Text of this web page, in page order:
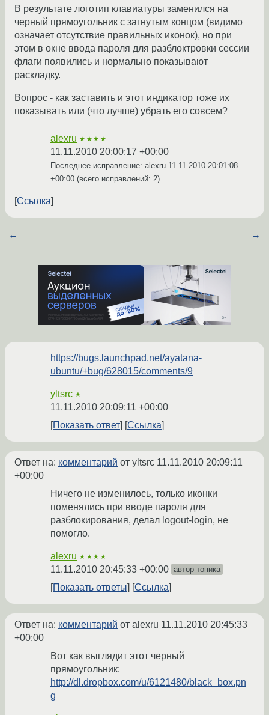
В результате логотип клавиатуры заменился на
черный прямоугольник с загнутым концом (видимо
означает отсутствие правильных иконок), но при
этом в окне ввода пароля для разблоктровки сессии
флаги появились и нормально показывают
раскладку.
Вопрос - как заставить и этот индикатор тоже их
показывать или (что лучше) убрать его совсем?
alexru ★★★★
11.11.2010 20:00:17 +00:00
Последнее исправление: alexru 11.11.2010 20:01:08
+00:00 (всего исправлений: 2)
Ссылка
← →
https://bugs.launchpad.net/ayatana-
ubuntu/+bug/628015/comments/9
yltsrc ★
11.11.2010 20:09:11 +00:00
Показать ответ
Ссылка
Ответ на: комментарий от yltsrc 11.11.2010 20:09:11
+00:00
Ничего не изменилось, только иконки
поменялись при вводе пароля для
разблокирования, делал logout-login, не
помогло.
alexru ★★★★
11.11.2010 20:45:33 +00:00 автор топика
Показать ответы Ссылка
Ответ на: комментарий от alexru 11.11.2010 20:45:33
+00:00
Вот как выглядит этот черный
прямоугольник:
http://dl.dropbox.com/u/6121480/black_box.pn
g